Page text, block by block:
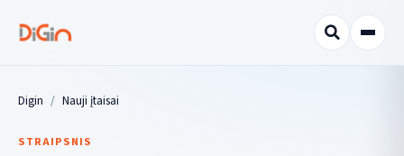
Digin Nauji įtaisai
STRAIPSNIS